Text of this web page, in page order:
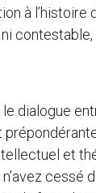
à l’histoire
dialogue
et
cessé